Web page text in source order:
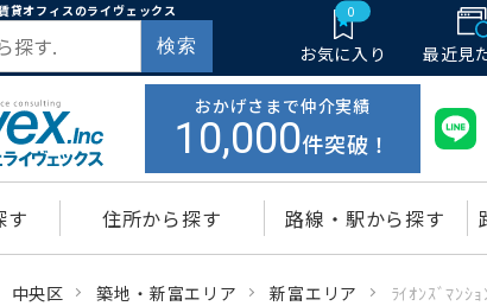
貸オフィスのライヴェックス
検索
0
お気に入り 最近見
おかげさまで仲介実績
10,000件突破！
す 住所から探す 路線・駅から探す
中央区 築地・新富エリア 新富エリア ﾗｲｵﾝｽﾞﾏﾝｼ